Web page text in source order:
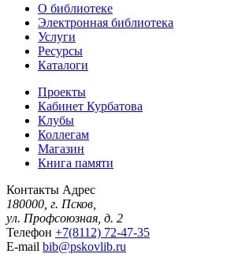
О библиотеке
Электронная библиотека
Услуги
Ресурсы
Каталоги
Проекты
Кабинет Курбатова
Клубы
Коллегам
Магазин
Книга памяти
Контакты Адрес
180000, г. Псков,
ул. Профсоюзная, д. 2
Телефон +7(8112) 72-47-35
E-mail bib@pskovlib.ru